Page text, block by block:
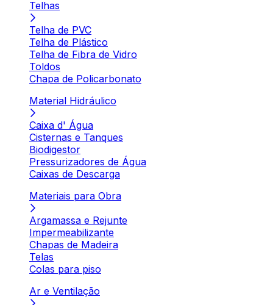
Telhas
Telha de PVC
Telha de Plástico
Telha de Fibra de Vidro
Toldos
Chapa de Policarbonato
Material Hidráulico
Caixa d' Água
Cisternas e Tanques
Biodigestor
Pressurizadores de Água
Caixas de Descarga
Materiais para Obra
Argamassa e Rejunte
Impermeabilizante
Chapas de Madeira
Telas
Colas para piso
Ar e Ventilação